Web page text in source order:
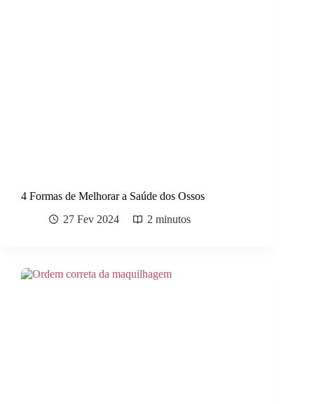
4 Formas de Melhorar a Saúde dos Ossos
27 Fev 2024
2 minutos